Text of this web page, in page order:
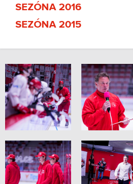
SEZÓNA 2016
SEZÓNA 2015